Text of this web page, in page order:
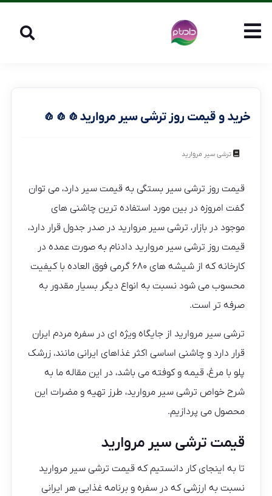
خرید و قیمت روز ترشی سیر مروارید🧄🧄🧄
ترشی سیر مروارید
قیمت روز ترشی سیر بستگی به قیمت سیر دارد، می توان
گفت امروزه در بین مورد استفاده ترین چاشنی های
موجود در بازار، ترشی سیر مروارید در صدر جدول قرار دارد،
قیمت روز ترشی سیر مروارید دادنام به صورت عمده در
کارخانه که از شیشه های ۶۸۰ گرمی فوق العاده با کیفیت
محسوب می شود نسبت به انواع دیگر بسیار مقدور به
صرفه تر است.
ترشی سیر مروارید از جایگاه ویژه ای در سفره مردم ایران
قرار دارد و چاشنی اساسی اکثر غذاهای ایرانی مانند، زرشک
پلو با مرغ، قیمه و کوفته می باشد، در این مقاله ما به
شرح خواص ترشی سیر مروارید، طرز تهیه و مضرات این
محصول می پردازیم.
قیمت ترشی سیر مروارید
تا به اینجای کار دانستیم که قیمت ترشی سیر مروارید
نسبت به ارزشی که در سفره و برنامه غذایی هر ایرانی